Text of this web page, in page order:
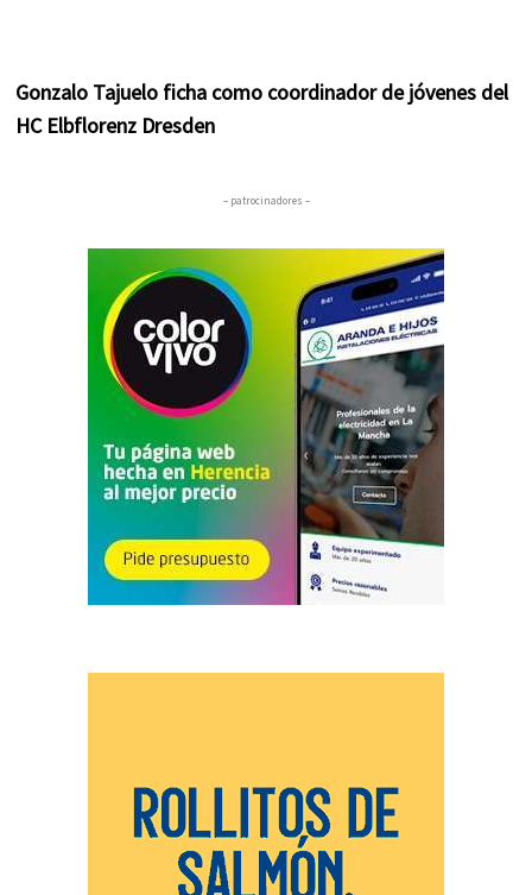
Gonzalo Tajuelo ficha como coordinador de jóvenes del
HC Elbflorenz Dresden
– patrocinadores –